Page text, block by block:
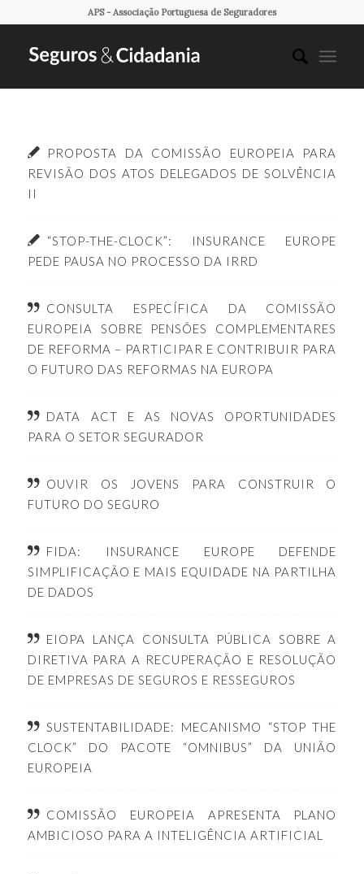
APS - Associação Portuguesa de Seguradores
PROPOSTA DA COMISSÃO EUROPEIA PARA
REVISÃO DOS ATOS DELEGADOS DE SOLVÊNCIA
II
“STOP-THE-CLOCK”: INSURANCE EUROPE
PEDE PAUSA NO PROCESSO DA IRRD
CONSULTA ESPECÍFICA DA COMISSÃO
EUROPEIA SOBRE PENSÕES COMPLEMENTARES
DE REFORMA – PARTICIPAR E CONTRIBUIR PARA
O FUTURO DAS REFORMAS NA EUROPA
DATA ACT E AS NOVAS OPORTUNIDADES
PARA O SETOR SEGURADOR
OUVIR OS JOVENS PARA CONSTRUIR O
FUTURO DO SEGURO
FIDA: INSURANCE EUROPE DEFENDE
SIMPLIFICAÇÃO E MAIS EQUIDADE NA PARTILHA
DE DADOS
EIOPA LANÇA CONSULTA PÚBLICA SOBRE A
DIRETIVA PARA A RECUPERAÇÃO E RESOLUÇÃO
DE EMPRESAS DE SEGUROS E RESSEGUROS
SUSTENTABILIDADE: MECANISMO “STOP THE
CLOCK” DO PACOTE “OMNIBUS” DA UNIÃO
EUROPEIA
COMISSÃO EUROPEIA APRESENTA PLANO
AMBICIOSO PARA A INTELIGÊNCIA ARTIFICIAL